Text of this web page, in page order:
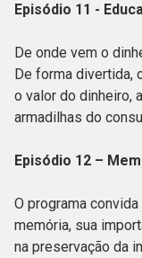
Episódio 11 -
De onde vem o
De forma divertida,
o valor do dinheiro,
armadilhas do
Episódio 12 –
O programa
memória, sua
na preservação da